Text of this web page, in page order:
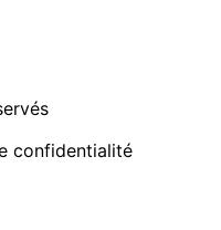
confidentialité